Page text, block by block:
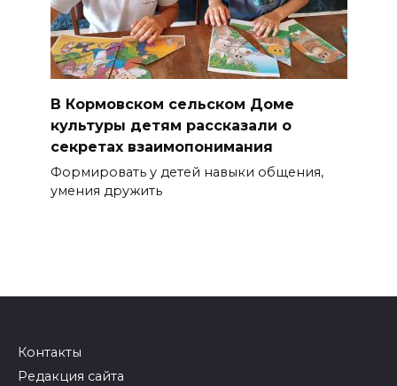
В Кормовском сельском Доме
культуры детям рассказали о
секретах взаимопонимания
Формировать у детей навыки общения,
умения дружить
Контакты
Редакция сайта